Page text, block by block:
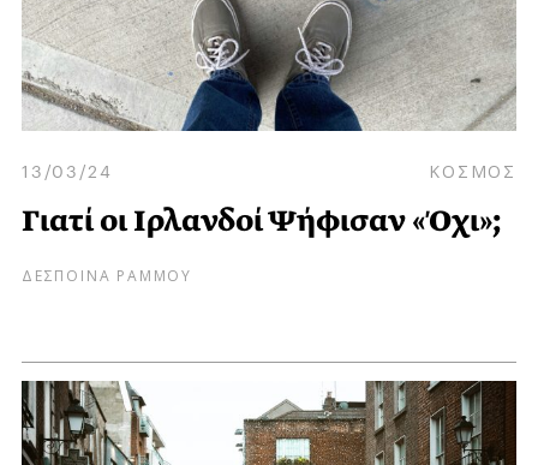
13/03/24 ΚΟΣΜΟΣ
Γιατί οι Ιρλανδοί Ψήφισαν «Όχι»;
ΔΕΣΠΟΙΝΑ ΡΑΜΜΟΥ